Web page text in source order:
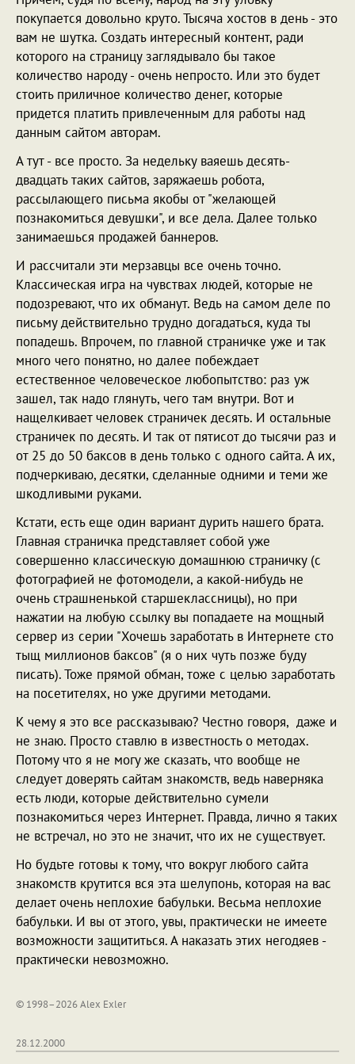
покупается довольно круто. Тысяча хостов в день - это
вам не шутка. Создать интересный контент, ради
которого на страницу заглядывало бы такое
количество народу - очень непросто. Или это будет
стоить приличное количество денег, которые
придется платить привлеченным для работы над
данным сайтом авторам.
А тут - все просто. За недельку ваяешь десять-
двадцать таких сайтов, заряжаешь робота,
рассылающего письма якобы от "желающей
познакомиться девушки", и все дела. Далее только
занимаешься продажей баннеров.
И рассчитали эти мерзавцы все очень точно.
Классическая игра на чувствах людей, которые не
подозревают, что их обманут. Ведь на самом деле по
письму действительно трудно догадаться, куда ты
попадешь. Впрочем, по главной страничке уже и так
много чего понятно, но далее побеждает
естественное человеческое любопытство: раз уж
зашел, так надо глянуть, чего там внутри. Вот и
нащелкивает человек страничек десять. И остальные
страничек по десять. И так от пятисот до тысячи раз и
от 25 до 50 баксов в день только с одного сайта. А их,
подчеркиваю, десятки, сделанные одними и теми же
шкодливыми руками.
Кстати, есть еще один вариант дурить нашего брата.
Главная страничка представляет собой уже
совершенно классическую домашнюю страничку (с
фотографией не фотомодели, а какой-нибудь не
очень страшненькой старшеклассницы), но при
нажатии на любую ссылку вы попадаете на мощный
сервер из серии "Хочешь заработать в Интернете сто
тыщ миллионов баксов" (я о них чуть позже буду
писать). Тоже прямой обман, тоже с целью заработать
на посетителях, но уже другими методами.
К чему я это все рассказываю? Честно говоря, даже и
не знаю. Просто ставлю в известность о методах.
Потому что я не могу же сказать, что вообще не
следует доверять сайтам знакомств, ведь наверняка
есть люди, которые действительно сумели
познакомиться через Интернет. Правда, лично я таких
не встречал, но это не значит, что их не существует.
Но будьте готовы к тому, что вокруг любого сайта
знакомств крутится вся эта шелупонь, которая на вас
делает очень неплохие бабульки. Весьма неплохие
бабульки. И вы от этого, увы, практически не имеете
возможности защититься. А наказать этих негодяев -
практически невозможно.
© 1998–2026 Alex Exler
28.12.2000